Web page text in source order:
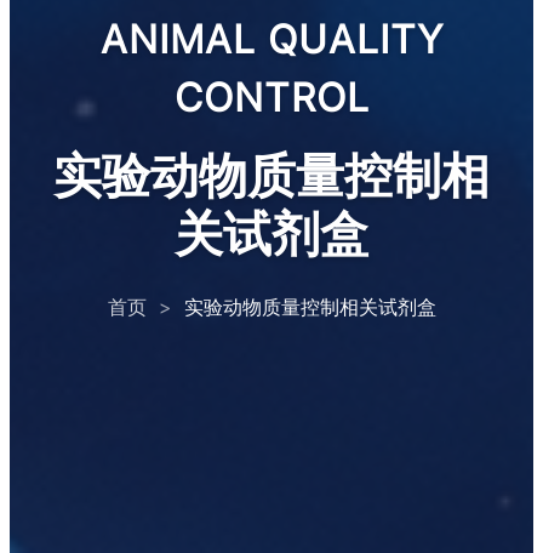
ANIMAL QUALITY
CONTROL
实验动物质量控制相
关试剂盒
首页 > 实验动物质量控制相关试剂盒